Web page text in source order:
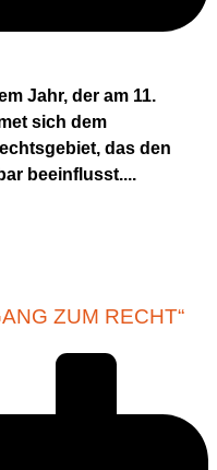
Jahr, der am 11.
sich dem
das den
beeinflusst....
ZUM RECHT“